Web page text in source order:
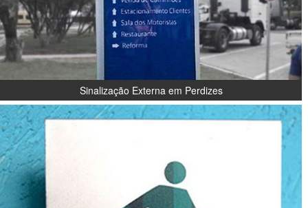
Sinalização Externa em Perdizes